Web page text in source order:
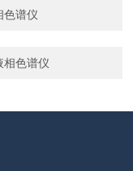
色谱仪
相色谱仪